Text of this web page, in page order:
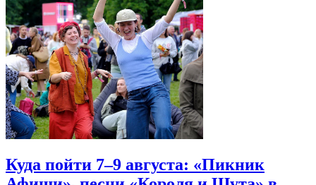
Куда пойти 7–9 августа: «Пикник